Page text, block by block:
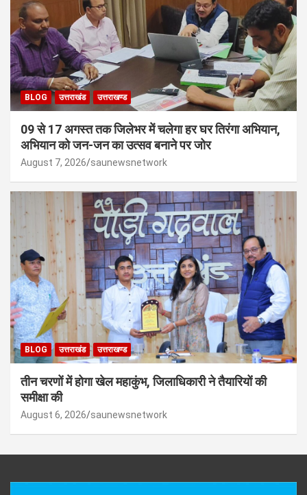
BLOG उत्तराखंड उत्तराखण्ड
09 से 17 अगस्त तक जिलेभर में चलेगा हर घर तिरंगा अभियान,
अभियान को जन-जन का उत्सव बनाने पर जोर
August 7, 2026 saunewsnetwork
BLOG उत्तराखंड उत्तराखण्ड
तीन चरणों में होगा खेल महाकुंभ, जिलाधिकारी ने तैयारियों की
समीक्षा की
August 6, 2026 saunewsnetwork